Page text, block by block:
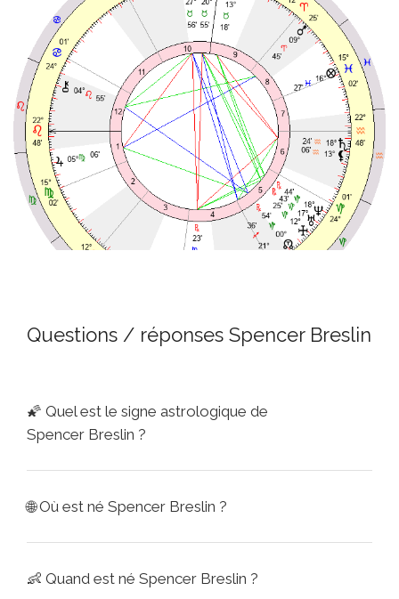
Questions / réponses Spencer Breslin
🌠 Quel est le signe astrologique de
Spencer Breslin ?
🌐Où est né Spencer Breslin ?
👶 Quand est né Spencer Breslin ?